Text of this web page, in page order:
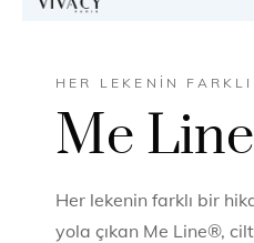
HER LEKENIN
Me Line
Her lekenin farklı bir
yola çıkan Me Line®,